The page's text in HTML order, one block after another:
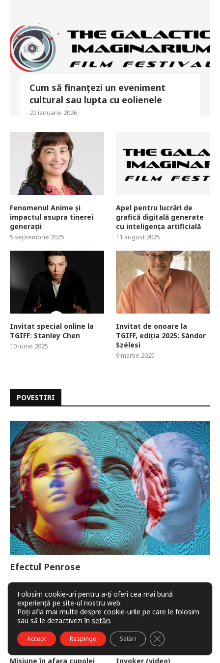
Cum să finanțezi un eveniment
cultural sau lupta cu eolienele
22 ianuarie 2026
Fenomenul Anime și
impactul asupra tinerei
generații
5 septembrie 2025
Apel pentru lucrări de
grafică digitală generate
cu inteligența artificială
11 august 2025
Invitat special online la
TGIFF: Stanley Chen
10 iunie 2025
Invitat de onoare la
TGIFF, ediția 2025: Sándor
Szélesi
9 martie 2025
POVESTIRI
Efectul Penrose
Misiune în afara cupolei Invoker (video)
Folosim cookie-uri pentru a-ți oferi cea mai bună
experiență pe site-ul nostru web.
Poți afla mai multe despre cookie-urile pe care le folosim
sau să le dezactivezi în setări.
Accept Respinge Setări CLOSE GDPR